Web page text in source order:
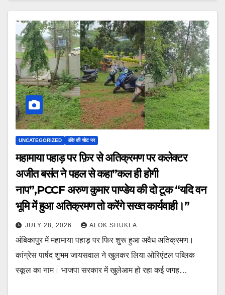
UNCATEGORIZED डंके की चोट पर
महामाया पहाड़ पर फ़िर से अतिक्रमण पर कलेक्टर
अजीत बसंत ने पहल से कहा”कल ही होगी
नाप”,PCCF अरुण कुमार पाण्डेय की दो टूक “यदि वन
भूमि में हुआ अतिक्रमण तो करेंगे सख्त कार्यवाही।”
JULY 28, 2026 ALOK SHUKLA
अंबिकापुर में महामाया पहाड़ पर फिर शुरू हुआ अवैध अतिक्रमण।
कांग्रेस पार्षद शुभम जायसवाल ने खुलकर लिया ओरिएंटल पब्लिक
स्कूल का नाम। भाजपा सरकार में खुलेआम हो रहा कई जगह…